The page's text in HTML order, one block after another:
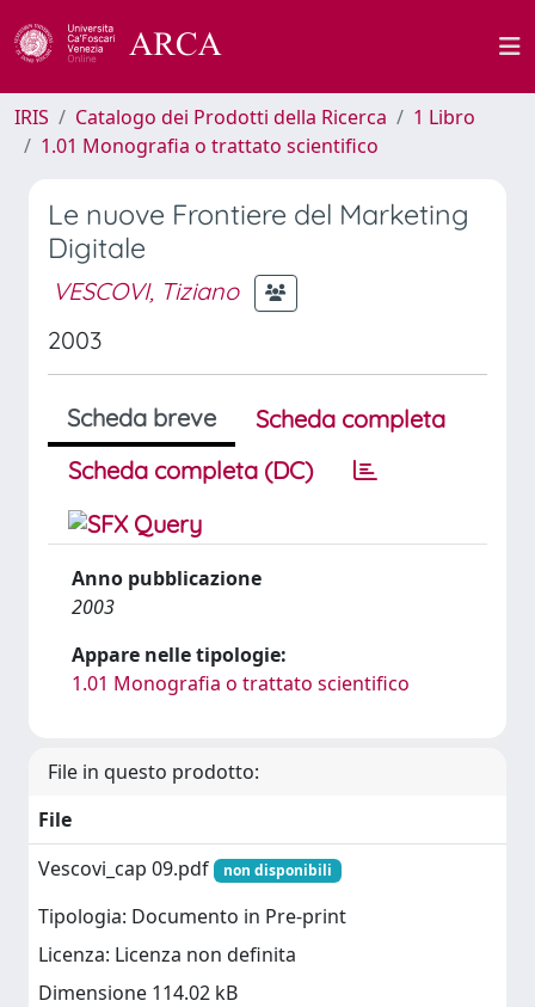
IRIS Catalogo dei Prodotti della Ricerca
1 Libro
1.01 Monografia o trattato scientifico
Le nuove Frontiere del Marketing
Digitale
VESCOVI, Tiziano
2003
Scheda breve
Scheda completa
Scheda completa (DC)
Anno pubblicazione
2003
Appare nelle tipologie:
1.01 Monografia o trattato scientifico
File in questo prodotto:
File
Vescovi_cap 09.pdf
non disponibili
Tipologia: Documento in Pre-print
Licenza: Licenza non definita
Dimensione 114.02 kB